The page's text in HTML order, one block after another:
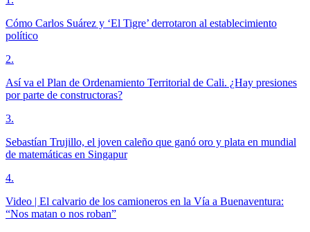
Cómo Carlos Suárez y ‘El Tigre’ derrotaron al establecimiento
político
2.
Así va el Plan de Ordenamiento Territorial de Cali. ¿Hay presiones
por parte de constructoras?
3.
Sebastían Trujillo, el joven caleño que ganó oro y plata en mundial
de matemáticas en Singapur
4.
Video | El calvario de los camioneros en la Vía a Buenaventura:
“Nos matan o nos roban”